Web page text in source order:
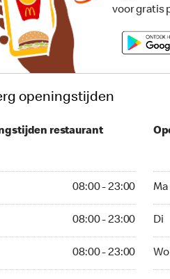
voor gratis
openingstijden
restaurant
08:00 - 23:00
08:00 - 23:00
08:00 - 23:00
Ma
Di
Wo